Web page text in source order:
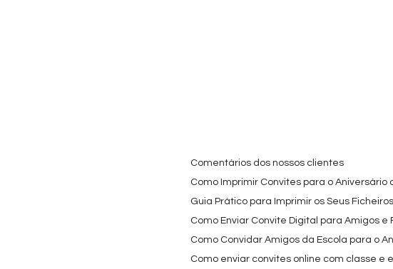
Comentários dos nossos clientes
Como Imprimir Convites para o Aniversário
Guia Prático para Imprimir os Seus
Como Enviar Convite Digital para Amigos e
Como Convidar Amigos da Escola para o
Como enviar convites online com classe e